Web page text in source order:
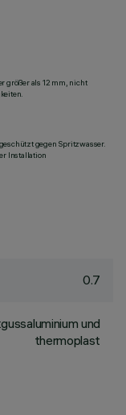
größer als 12 mm, nicht
gegen Spritzwasser.
Installation
0.7
und
thermoplast